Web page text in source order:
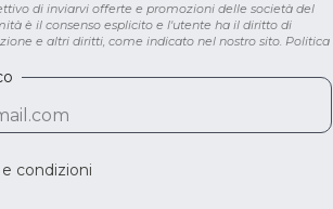
di inviarvi offerte e promozioni delle società del
è il consenso esplicito e l'utente ha il diritto di
e altri diritti, come indicato nel nostro sito. Politica
condizioni